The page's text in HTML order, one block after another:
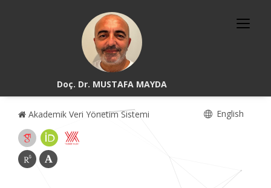
Doç. Dr. MUSTAFA MAYDA
Akademik Veri Yönetim Sistemi English